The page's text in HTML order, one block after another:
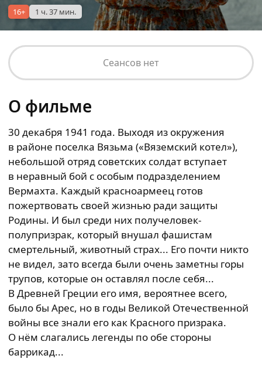
16+ 1 ч. 37 мин.
Сеансов нет
О фильме
30 декабря 1941 года. Выходя из окружения
в районе поселка Вязьма («Вяземский котел»),
небольшой отряд советских солдат вступает
в неравный бой с особым подразделением
Вермахта. Каждый красноармеец готов
пожертвовать своей жизнью ради защиты
Родины. И был среди них получеловек-
полупризрак, который внушал фашистам
смертельный, животный страх... Его почти никто
не видел, зато всегда были очень заметны горы
трупов, которые он оставлял после себя...
В Древней Греции его имя, вероятнее всего,
было бы Арес, но в годы Великой Отечественной
войны все знали его как Красного призрака.
О нём слагались легенды по обе стороны
баррикад...